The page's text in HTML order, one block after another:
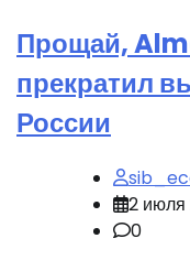
Прощай,
прекратил
России
2 июля
0